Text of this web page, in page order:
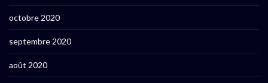
octobre 2020
septembre 2020
août 2020